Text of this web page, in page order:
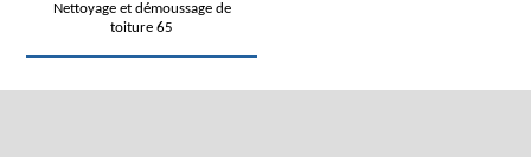
Nettoyage et démoussage de
toiture 65